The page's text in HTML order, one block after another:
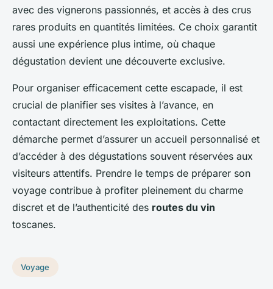
avec des vignerons passionnés, et accès à des crus
rares produits en quantités limitées. Ce choix garantit
aussi une expérience plus intime, où chaque
dégustation devient une découverte exclusive.
Pour organiser efficacement cette escapade, il est
crucial de planifier ses visites à l’avance, en
contactant directement les exploitations. Cette
démarche permet d’assurer un accueil personnalisé et
d’accéder à des dégustations souvent réservées aux
visiteurs attentifs. Prendre le temps de préparer son
voyage contribue à profiter pleinement du charme
discret et de l’authenticité des routes du vin
toscanes.
Voyage